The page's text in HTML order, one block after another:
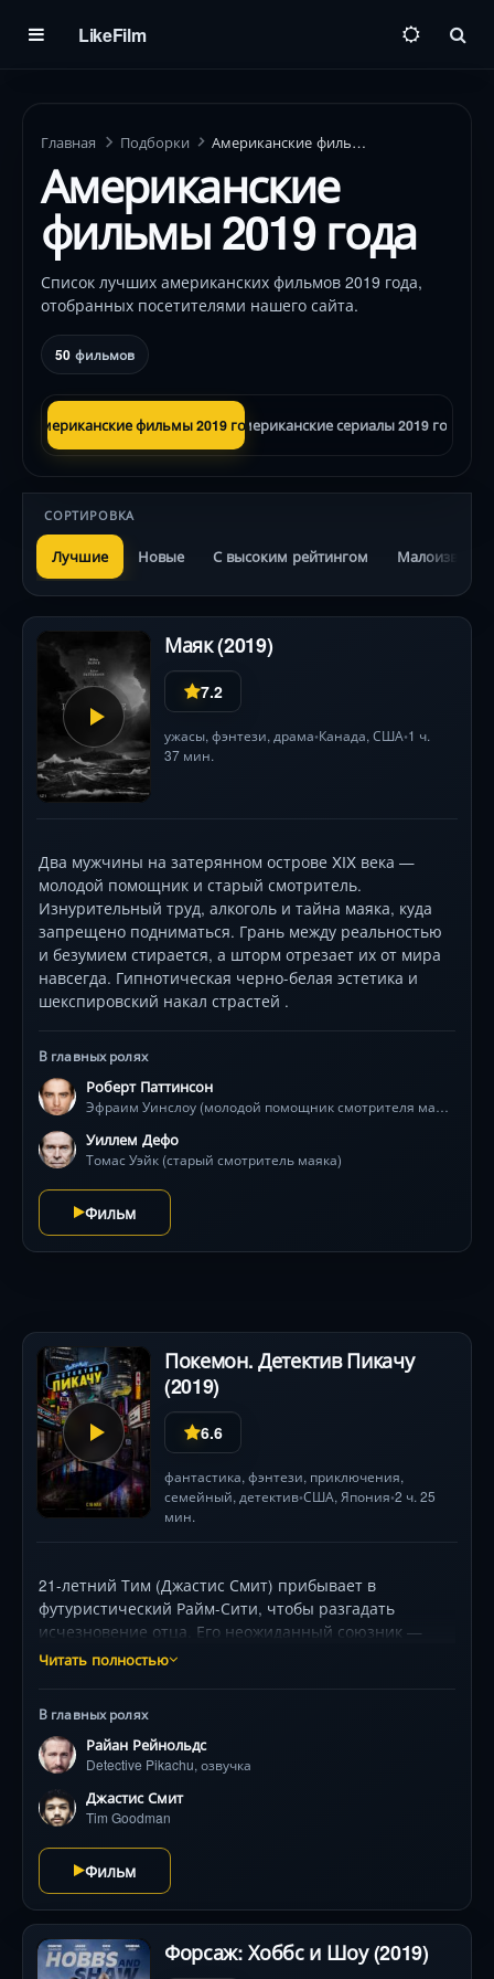
LikeFilm
Главная Подборки Американские фильмы 2019 года
Американские
фильмы 2019 года
Список лучших американских фильмов 2019 года,
отобранных посетителями нашего сайта.
50 фильмов
Американские фильмы 2019 годаАмериканские сериалы 2019 года
СОРТИРОВКА
Лучшие Новые С высоким рейтингом
Маяк (2019)
7.2
ужасы, фэнтези, драма•Канада, США•1 ч.
37 мин.
Два мужчины на затерянном острове XIX века —
молодой помощник и старый смотритель.
Изнурительный труд, алкоголь и тайна маяка, куда
запрещено подниматься. Грань между реальностью
и безумием стирается, а шторм отрезает их от мира
навсегда. Гипнотическая черно-белая эстетика и
шекспировский накал страстей .
В главных ролях
Роберт Паттинсон
Эфраим Уинслоу (молодой помощник смотрителя маяка)
Уиллем Дефо
Томас Уэйк (старый смотритель маяка)
Фильм
Покемон. Детектив Пикачу
(2019)
6.6
фантастика, фэнтези, приключения,
семейный, детектив•США, Япония•2 ч. 25
мин.
21-летний Тим (Джастис Смит) прибывает в
футуристический Райм-Сити, чтобы разгадать
исчезновение отца. Его неожиданный союзник —
эксцентричный Пикачу (озвучка Райана Рейнольдса),
Люси (Кэтрин Ньютон) и её Псидака дуэт погружается
в подпольный мир запрещённых арен,
таинственного газа «R» и экспериментов над
покемонами. Реалистичные визуальные эффекты
оживляют легендарных существ — от
выводит на глобальный заговор, способный
уничтожить гармонию между людьми и покемонами.
Читать полностью
В главных ролях
Райан Рейнольдс
Detective Pikachu, озвучка
Джастис Смит
Tim Goodman
Фильм
Форсаж: Хоббс и Шоу (2019)